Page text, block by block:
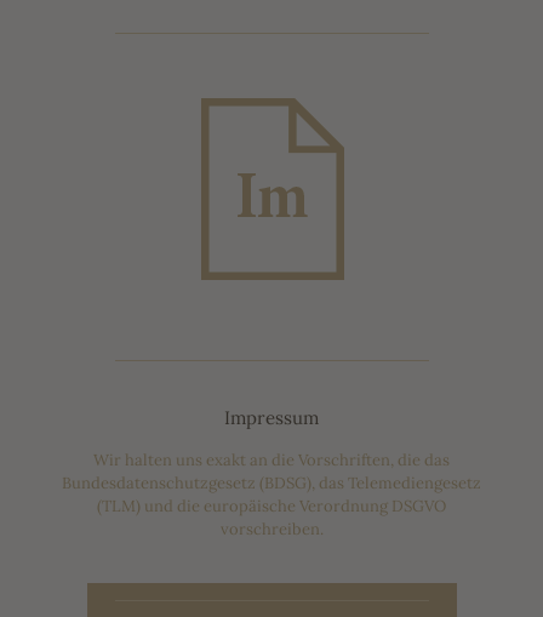
Impressum
Wir halten uns exakt an die Vorschriften, die das
Bundesdatenschutzgesetz (BDSG), das Telemediengesetz
(TLM) und die europäische Verordnung DSGVO
vorschreiben.